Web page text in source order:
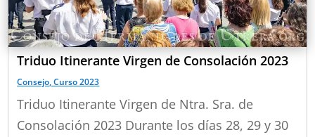
Triduo Itinerante Virgen de Consolación 2023
Consejo,Curso 2023
Triduo Itinerante Virgen de Ntra. Sra. de
Consolación 2023 Durante los días 28, 29 y 30